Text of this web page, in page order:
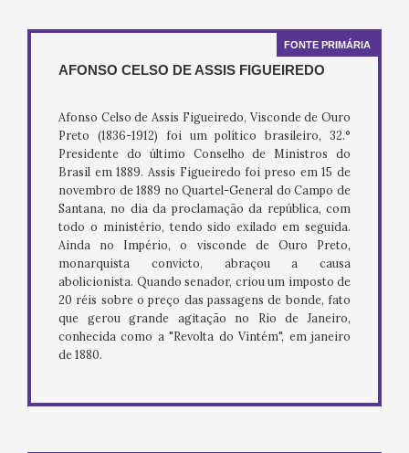
FONTE PRIMÁRIA
AFONSO CELSO DE ASSIS FIGUEIREDO
Afonso Celso de Assis Figueiredo, Visconde de Ouro
Preto (1836-1912) foi um político brasileiro, 32.°
Presidente do último Conselho de Ministros do
Brasil em 1889. Assis Figueiredo foi preso em 15 de
novembro de 1889 no Quartel-General do Campo de
Santana, no dia da proclamação da república, com
todo o ministério, tendo sido exilado em seguida.
Ainda no Império, o visconde de Ouro Preto,
monarquista convicto, abraçou a causa
abolicionista. Quando senador, criou um imposto de
20 réis sobre o preço das passagens de bonde, fato
que gerou grande agitação no Rio de Janeiro,
conhecida como a "Revolta do Vintém", em janeiro
de 1880.